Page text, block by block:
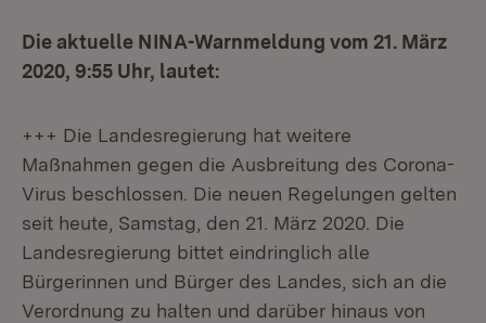
Die aktuelle NINA-Warnmeldung vom 21. März
2020, 9:55 Uhr, lautet:
+++ Die Landesregierung hat weitere
Maßnahmen gegen die Ausbreitung des Corona-
Virus beschlossen. Die neuen Regelungen gelten
seit heute, Samstag, den 21. März 2020. Die
Landesregierung bittet eindringlich alle
Bürgerinnen und Bürger des Landes, sich an die
Verordnung zu halten und darüber hinaus von